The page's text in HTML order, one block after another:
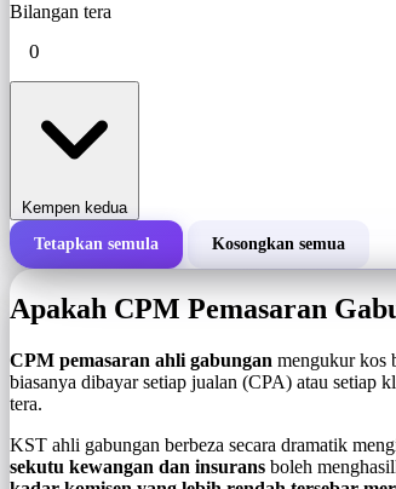
Bilangan tera
Kempen kedua
Jumlah kos kempen
Bilangan tera
Tetapkan semula Kosongkan semua
Apakah CPM Pemasaran
CPM pemasaran ahli gabungan mengukur kos
biasanya dibayar setiap jualan (CPA) atau setiap
tera.
KST ahli gabungan berbeza secara dramatik
sekutu kewangan dan insurans boleh